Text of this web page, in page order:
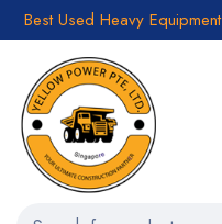
Best Used Heavy